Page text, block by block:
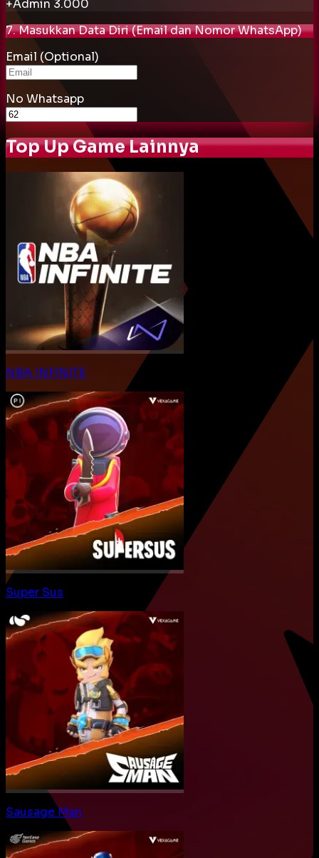
+Admin 3.000
7. Masukkan Data Diri (Email dan Nomor WhatsApp)
Email (Optional)
No Whatsapp
Top Up Game Lainnya
NBA INFINITE
Super Sus
Sausage Man